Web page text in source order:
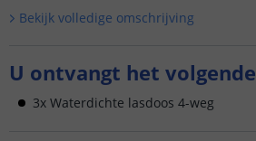
Bekijk volledige omschrijving
U ontvangt het volgende
3x Waterdichte lasdoos 4-weg